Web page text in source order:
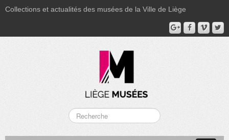
Collections et actualités des musées de la Ville de Liège